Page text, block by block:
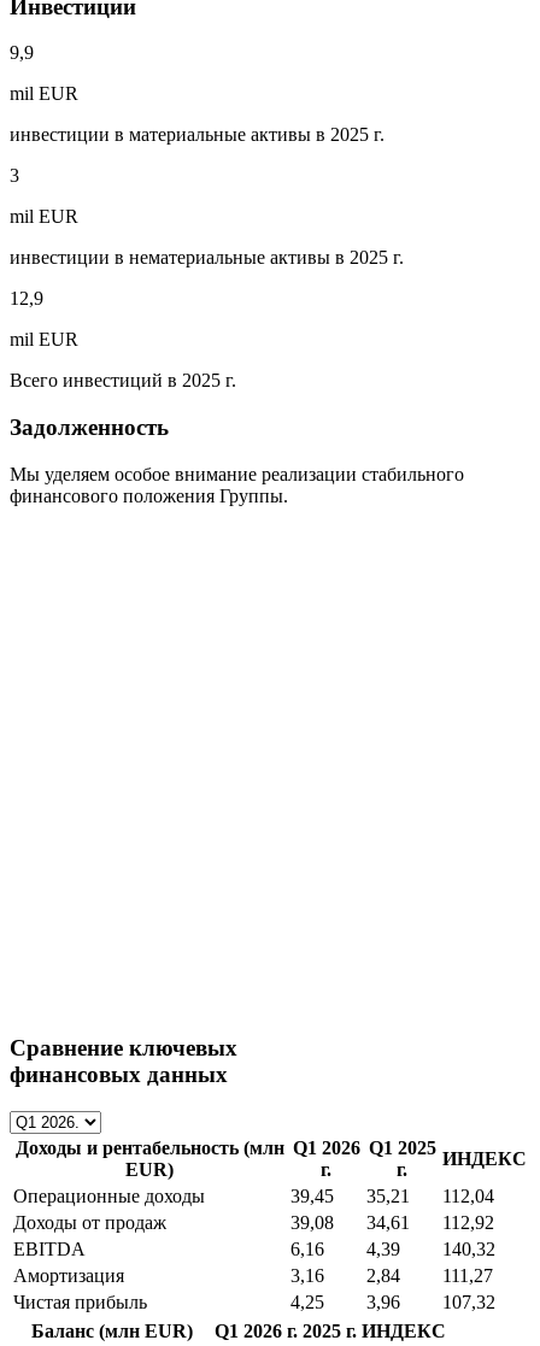
Инвестиции
9,9
mil EUR
инвестиции в материальные активы в 2025 г.
3
mil EUR
инвестиции в нематериальные активы в 2025 г.
12,9
mil EUR
Всего инвестиций в 2025 г.
Задолженность
Мы уделяем особое внимание реализации стабильного
финансового положения Группы.
Сравнение ключевых
финансовых данных
Доходы и рентабельность (млн
EUR)
Q1 2026
г.
Q1 2025
г.
ИНДЕКС
Операционные доходы
39,45 35,21
112,04
Доходы от продаж
39,08 34,61
112,92
EBITDA
6,16 4,39
140,32
Амортизация
3,16 2,84
111,27
Чистая прибыль
4,25 3,96
107,32
Баланс (млн EUR)
Q1 2026 г. 2025 г. ИНДЕКС